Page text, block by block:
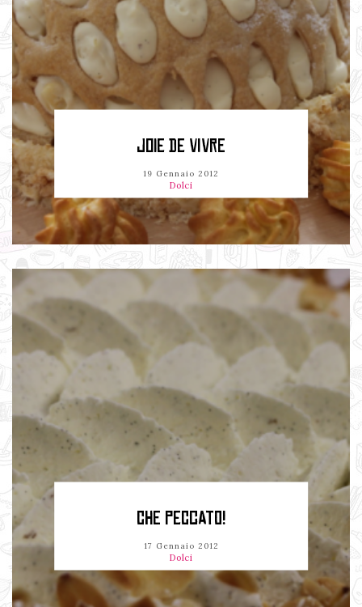
JOIE DE VIVRE
19 Gennaio 2012
Dolci
CHE PECCATO!
17 Gennaio 2012
Dolci